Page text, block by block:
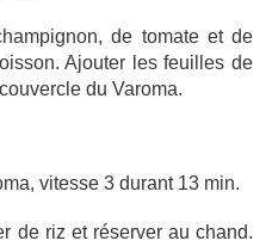
de tomate et de
Ajouter les feuilles de
du Varoma.
vitesse 3 durant 13 min.
de riz et réserver au chand.